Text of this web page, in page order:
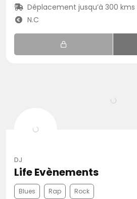
Déplacement jusqu’à 300 kms
N.C
DJ
Life Evènements
Blues Rap Rock